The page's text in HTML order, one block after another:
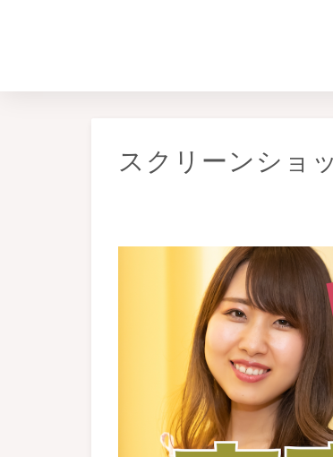
スクリーンショ